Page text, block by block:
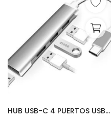
HUB USB-C 4 PUERTOS USB | XAEA